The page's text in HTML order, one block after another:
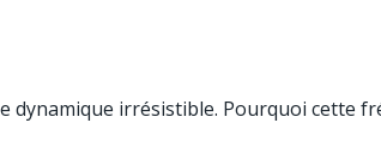
irrésistible. Pourquoi cette